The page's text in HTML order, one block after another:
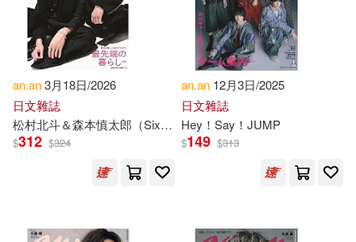
Holly (EDT)(1)
Huda Haidar(1)
Ioane Muni(1)
Isho (COM)/ Budge(1)
Iu. A. (EDT)(1) James T.(1)
an.an3月18日/2026
日文雜誌
松村北斗＆森本慎太郎（SixTONES）
$312 $324
an.an 12月3日/2025
日文雜誌
Hey！Say！JUMP
$149 $313